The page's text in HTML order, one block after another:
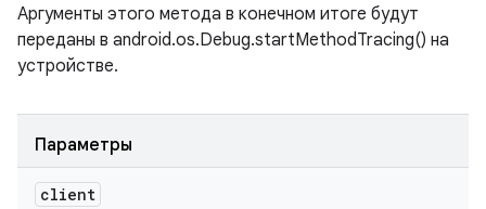
Аргументы этого метода в конечном итоге будут
переданы в android.os.Debug.startMethodTracing() на
устройстве.
Параметры
client